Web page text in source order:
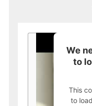
We
to
This
to